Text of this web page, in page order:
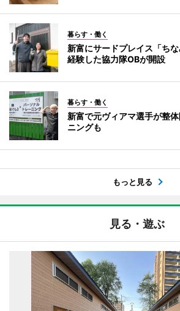
暮らす・働く
新富にサードプレイス「ち
経験した協力隊OBが開設
暮らす・働く
新富で元ヴィアマ選手が整
ニングも
もっと見る
見る・遊ぶ